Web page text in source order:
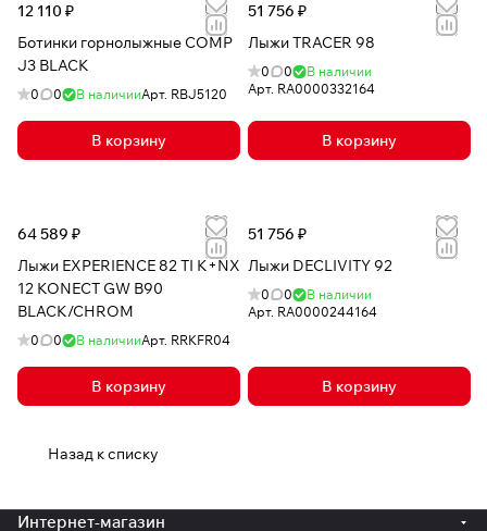
12 110 ₽
Ботинки горнолыжные COMP
J3 BLACK
0 0 В наличииАрт. RBJ5120
В корзину
51 756 ₽
Лыжи TRACER 98
0 0
В наличии
Арт. RA0000332164
В корзину
64 589 ₽
Лыжи EXPERIENCE 82 TI K+NX
12 KONECT GW B90
BLACK/CHROM
0 0 В наличииАрт. RRKFR04
В корзину
51 756 ₽
Лыжи DECLIVITY 92
0 0
В наличии
Арт. RA0000244164
В корзину
Назад к списку
Интернет-магазин